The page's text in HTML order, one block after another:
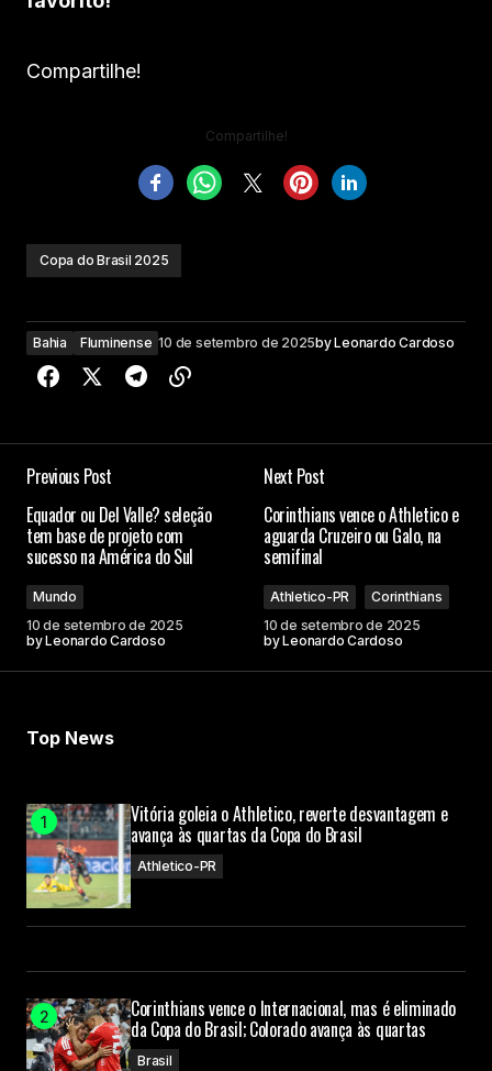
Compartilhe!
Compartilhe!
Copa do Brasil 2025
Bahia Fluminense 10 de setembro de 2025byLeonardo Cardoso
Previous Post
Equador ou Del Valle? seleção
tem base de projeto com
sucesso na América do Sul
Mundo
10 de setembro de 2025
byLeonardo Cardoso
Next Post
Corinthians vence o Athletico e
aguarda Cruzeiro ou Galo, na
semifinal
Athletico-PR
Corinthians
10 de setembro de 2025
byLeonardo Cardoso
Top News
Vitória goleia o Athletico, reverte desvantagem e
avança às quartas da Copa do Brasil
Athletico-PR
Corinthians vence o Internacional, mas é eliminado
da Copa do Brasil; Colorado avança às quartas
Brasil